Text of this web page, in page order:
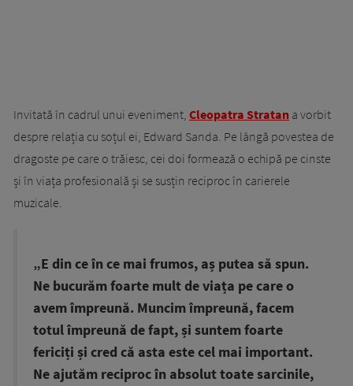
Invitată în cadrul unui eveniment, Cleopatra Stratan a vorbit
despre relația cu soțul ei, Edward Sanda. Pe lângă povestea de
dragoste pe care o trăiesc, cei doi formează o echipă pe cinste
și în viața profesională și se susțin reciproc în carierele
muzicale.
„E din ce în ce mai frumos, aș putea să spun.
Ne bucurăm foarte mult de viața pe care o
avem împreună. Muncim împreună, facem
totul împreună de fapt, și suntem foarte
fericiți și cred că asta este cel mai important.
Ne ajutăm reciproc în absolut toate sarcinile,